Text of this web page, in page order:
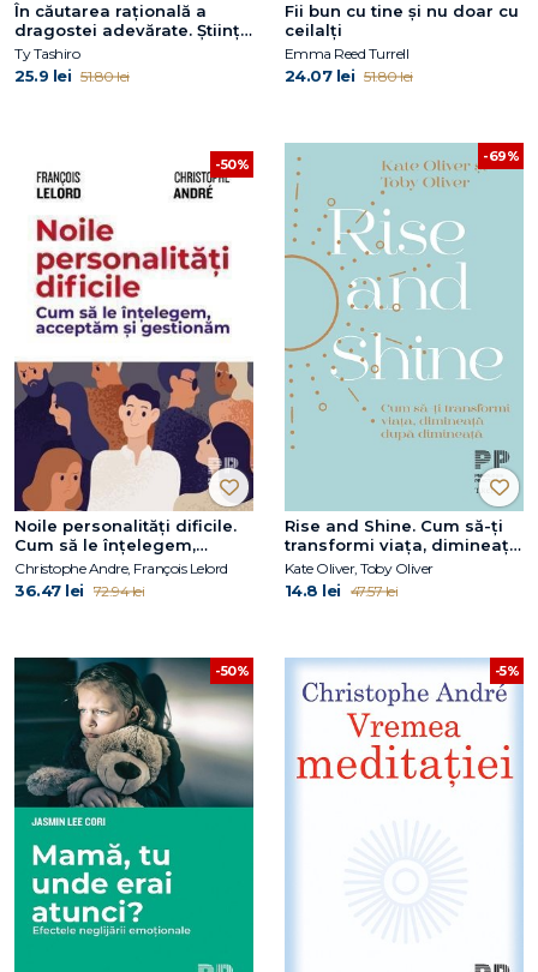
În căutarea rațională a
dragostei adevărate. Știința
relațiilor de cuplu fericite și
durabile
Ty Tashiro
25.9 lei 51.80 lei
Fii bun cu tine și nu doar cu
ceilalți
Emma Reed Turrell
24.07 lei 51.80 lei
-50%
Noile personalități dificile.
Cum să le înțelegem,
acceptăm și gestionăm
Christophe Andre, François Lelord
36.47 lei 72.94 lei
-69%
Rise and Shine. Cum să-ți
transformi viața, dimineață
după dimineață
Kate Oliver, Toby Oliver
14.8 lei 47.57 lei
-50% -5%